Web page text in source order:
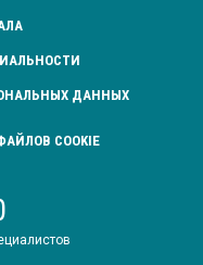
ДАННЫХ
COOKIE